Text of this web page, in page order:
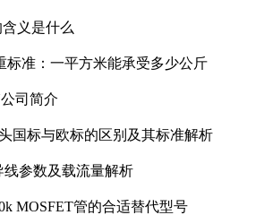
义是什么
标准：一平方米能承受多少公斤
司简介
国标与欧标的区别及其标准解析
线参数及载流量解析
MOSFET管的合适替代型号